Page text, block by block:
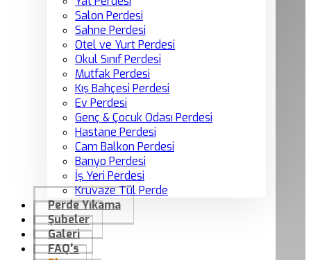
Salon Perdesi
Sahne Perdesi
Otel ve Yurt Perdesi
Okul Sınıf Perdesi
Mutfak Perdesi
Kış Bahçesi Perdesi
Ev Perdesi
Genç & Çocuk Odası Perdesi
Hastane Perdesi
Cam Balkon Perdesi
Banyo Perdesi
İş Yeri Perdesi
Kruvaze Tül Perde
Perde Yıkama
Şubeler
Galeri
FAQ’s